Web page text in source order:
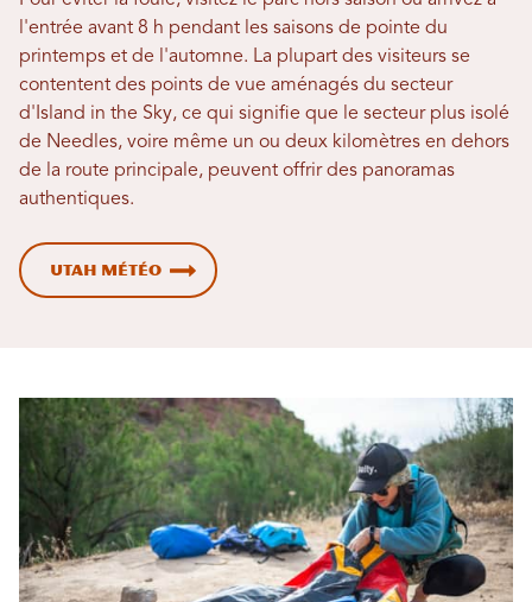
l'entrée avant 8 h pendant les saisons de pointe du
printemps et de l'automne. La plupart des visiteurs se
contentent des points de vue aménagés du secteur
d'Island in the Sky, ce qui signifie que le secteur plus isolé
de Needles, voire même un ou deux kilomètres en dehors
de la route principale, peuvent offrir des panoramas
authentiques.
Utah Météo